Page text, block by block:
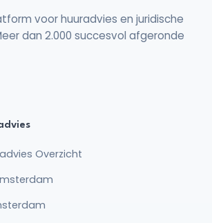
voor huuradvies en juridische
dan 2.000 succesvol afgeronde
Overzicht